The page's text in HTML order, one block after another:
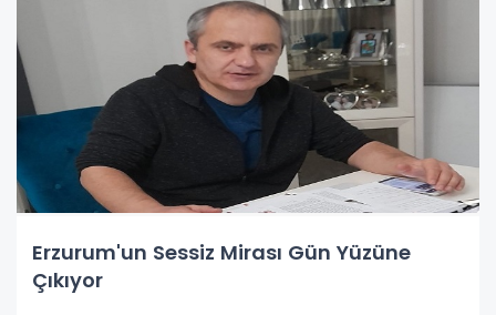
Erzurum'un Sessiz Mirası Gün Yüzüne
Çıkıyor